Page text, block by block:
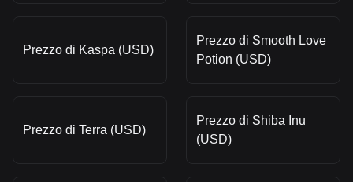
Prezzo di Kaspa (USD)
Prezzo di Smooth Love
Potion (USD)
Prezzo di Terra (USD)
Prezzo di Shiba Inu
(USD)